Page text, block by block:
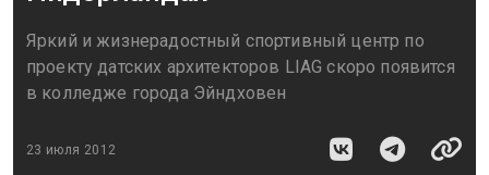
Яркий и жизнерадостный спортивный центр по
проекту датских архитекторов LIAG скоро появится
в колледже города Эйндховен
23 июля 2012